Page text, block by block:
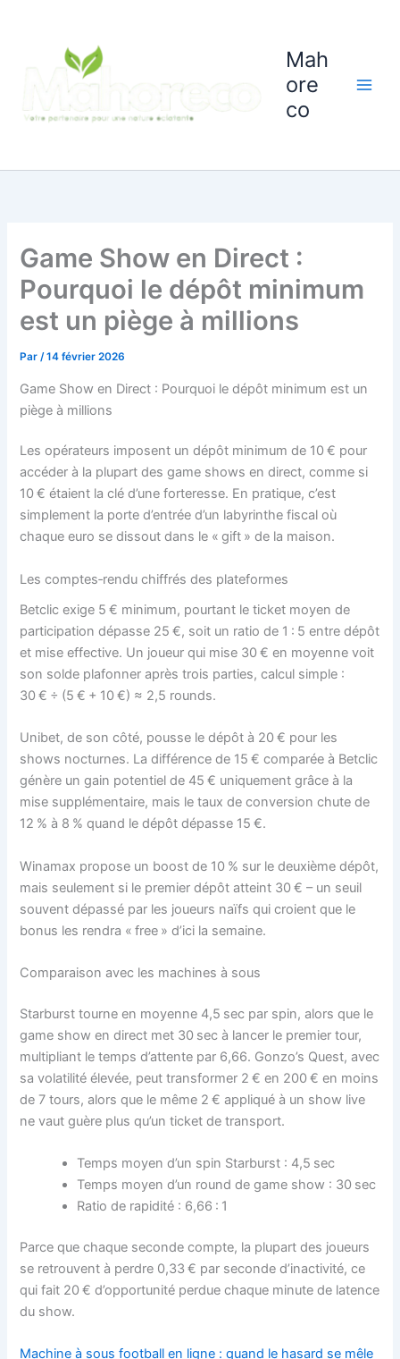
Mah
ore
co
Game Show en Direct :
Pourquoi le dépôt minimum
est un piège à millions
Par/14 février 2026
Game Show en Direct : Pourquoi le dépôt minimum est un
piège à millions
Les opérateurs imposent un dépôt minimum de 10 € pour
accéder à la plupart des game shows en direct, comme si
10 € étaient la clé d’une forteresse. En pratique, c’est
simplement la porte d’entrée d’un labyrinthe fiscal où
chaque euro se dissout dans le « gift » de la maison.
Les comptes‑rendu chiffrés des plateformes
Betclic exige 5 € minimum, pourtant le ticket moyen de
participation dépasse 25 €, soit un ratio de 1 : 5 entre dépôt
et mise effective. Un joueur qui mise 30 € en moyenne voit
son solde plafonner après trois parties, calcul simple :
30 € ÷ (5 € + 10 €) ≈ 2,5 rounds.
Unibet, de son côté, pousse le dépôt à 20 € pour les
shows nocturnes. La différence de 15 € comparée à Betclic
génère un gain potentiel de 45 € uniquement grâce à la
mise supplémentaire, mais le taux de conversion chute de
12 % à 8 % quand le dépôt dépasse 15 €.
Winamax propose un boost de 10 % sur le deuxième dépôt,
mais seulement si le premier dépôt atteint 30 € – un seuil
souvent dépassé par les joueurs naïfs qui croient que le
bonus les rendra « free » d’ici la semaine.
Comparaison avec les machines à sous
Starburst tourne en moyenne 4,5 sec par spin, alors que le
game show en direct met 30 sec à lancer le premier tour,
multipliant le temps d’attente par 6,66. Gonzo’s Quest, avec
sa volatilité élevée, peut transformer 2 € en 200 € en moins
de 7 tours, alors que le même 2 € appliqué à un show live
ne vaut guère plus qu’un ticket de transport.
Temps moyen d’un spin Starburst : 4,5 sec
Temps moyen d’un round de game show : 30 sec
Ratio de rapidité : 6,66 : 1
Parce que chaque seconde compte, la plupart des joueurs
se retrouvent à perdre 0,33 € par seconde d’inactivité, ce
qui fait 20 € d’opportunité perdue chaque minute de latence
du show.
Machine à sous football en ligne : quand le hasard se mêle